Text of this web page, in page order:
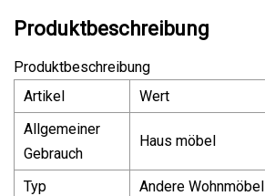
Produktbeschreibung
Produktbeschreibung
Artikel
Wert
Allgemeiner
Gebrauch
Haus möbel
Typ
Andere Wohnmöbel